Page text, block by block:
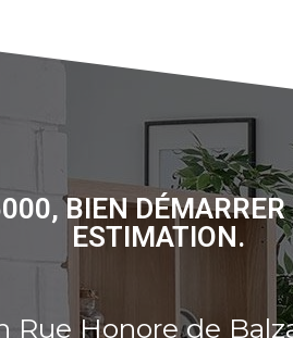
BIEN
ESTIMATION.
Honore de